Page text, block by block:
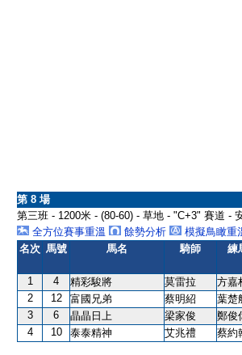
第 8 場
第三班 - 1200米 - (80-60) - 草地 - "C+3" 賽道 -
全方位賽事重溫
餘勢分析
模擬鳥瞰重
名次 馬號 馬名 騎師 練
1 4 精彩駿將 莫雷拉 方嘉
2
12 富國兄弟 蔡明紹 葉楚
3
6 晶晶日上 梁家俊 鄭俊
4
10 泰泰精神 艾兆禮 蔡約